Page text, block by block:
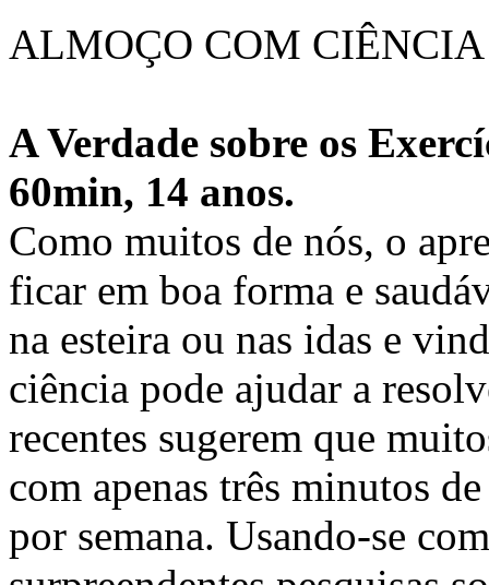
ALMOÇO COM CIÊNCIA
A Verdade sobre os
60min, 14 anos.
Como muitos de nós, o
ficar em boa forma e
na esteira ou nas idas e
ciência pode ajudar a
recentes sugerem que
com apenas três minutos
por semana. Usando-se